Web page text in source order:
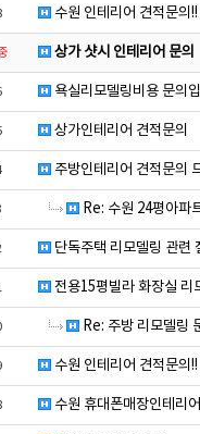
수원 인테리어 견적문의
상가 샷시 인테리어 문의
욕실리모델링비용 문의
상가인테리어 견적문의
주방인테리어 견적문의
Re: 수원 24평아파
단독주택 리모델링 관련
전용15평빌라 화장실 리
Re: 주방 리모델링
수원 인테리어 견적문의
수원 휴대폰매장인테리어